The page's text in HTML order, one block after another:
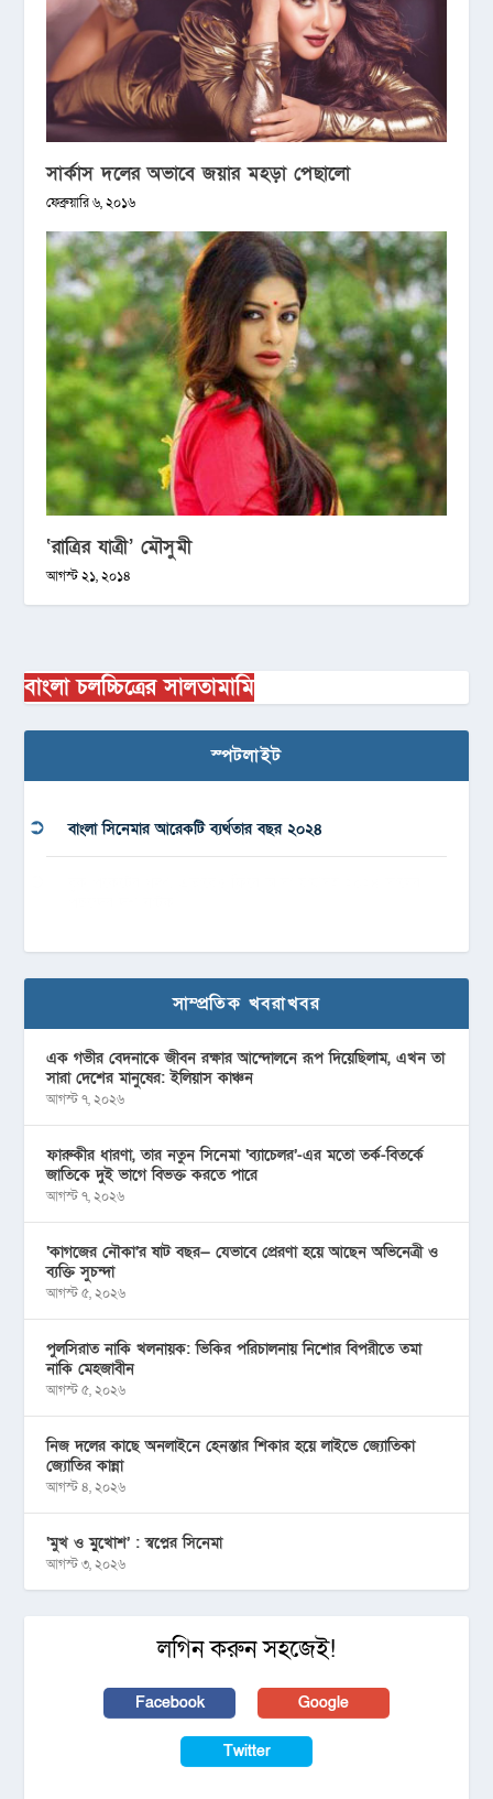
সার্কাস দলের অভাবে জয়ার মহড়া পেছালো
ফেব্রুয়ারি ৬, ২০১৬
‘রাত্রির যাত্রী’ মৌসুমী
আগস্ট ২১, ২০১৪
বাংলা চলচ্চিত্রের সালতামামি
স্পটলাইট
বাংলা সিনেমার আরেকটি ব্যর্থতার বছর ২০২৪
সাম্প্রতিক খবরাখবর
এক গভীর বেদনাকে জীবন রক্ষার আন্দোলনে রূপ দিয়েছিলাম, এখন তা
সারা দেশের মানুষের: ইলিয়াস কাঞ্চন
আগস্ট ৭, ২০২৬
ফারুকীর ধারণা, তার নতুন সিনেমা ‘ব্যাচেলর’-এর মতো তর্ক-বিতর্কে
জাতিকে দুই ভাগে বিভক্ত করতে পারে
আগস্ট ৭, ২০২৬
‘কাগজের নৌকা’র ষাট বছর— যেভাবে প্রেরণা হয়ে আছেন অভিনেত্রী ও
ব্যক্তি সুচন্দা
আগস্ট ৫, ২০২৬
পুলসিরাত নাকি খলনায়ক: ভিকির পরিচালনায় নিশোর বিপরীতে তমা
নাকি মেহজাবীন
আগস্ট ৫, ২০২৬
নিজ দলের কাছে অনলাইনে হেনস্তার শিকার হয়ে লাইভে জ্যোতিকা
জ্যোতির কান্না
আগস্ট ৪, ২০২৬
‘মুখ ও মু্খোশ’ : স্বপ্নের সিনেমা
আগস্ট ৩, ২০২৬
লগিন করুন সহজেই!
Facebook Google
Twitter